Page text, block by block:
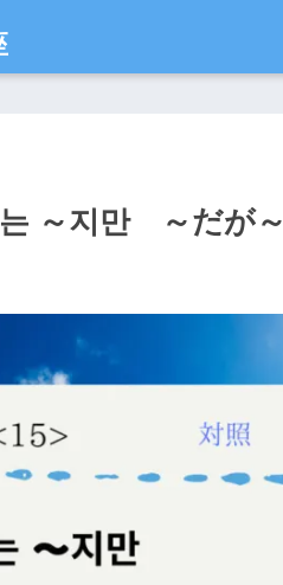
～지만 ～だが～